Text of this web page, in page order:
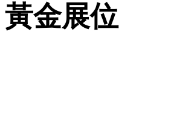
黃金展位